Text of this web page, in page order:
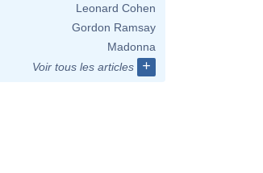
Leonard Cohen
Gordon Ramsay
Madonna
Voir tous les articles
+